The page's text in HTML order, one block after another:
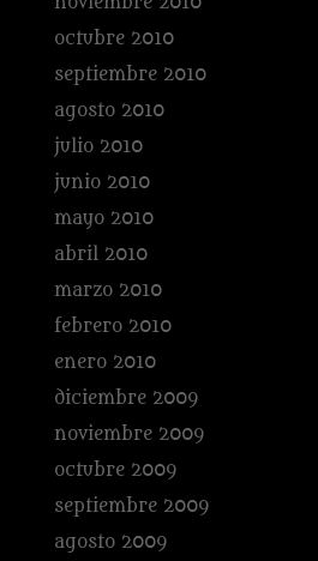
octubre 2010
septiembre 2010
agosto 2010
julio 2010
junio 2010
mayo 2010
abril 2010
marzo 2010
febrero 2010
enero 2010
diciembre 2009
noviembre 2009
octubre 2009
septiembre 2009
agosto 2009